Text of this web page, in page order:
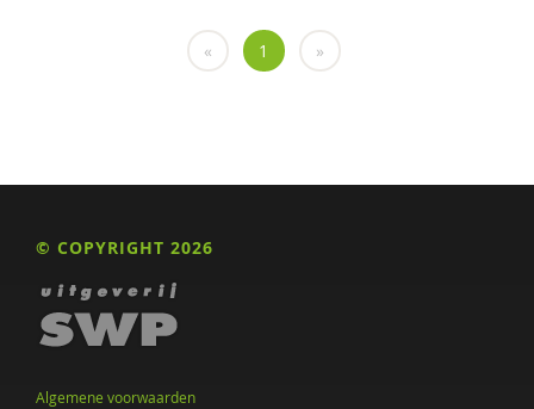
Bert-Jan Roosenschoon
Samantha Spiering
Corine Timmer
Cathelijn Tjaden
Artie van Tuijn
« 1 »
© COPYRIGHT 2026
Algemene voorwaarden